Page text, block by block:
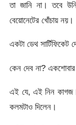
তা জানি না। তবে
বেয়োনেটের খোঁচায় নয়।
একটা ডেথ সার্টিফিকেট
কেন দেব না?
এই যে, এই নিন কাগজ।
কলমটাও দিলেন।